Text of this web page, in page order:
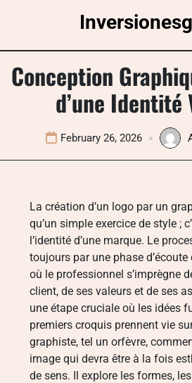
Conception
d’une Identité
February 26, 2026
La création d’un logo par un
qu’un simple exercice de style ;
l’identité d’une marque. Le
toujours par une phase d’écoute
où le professionnel s’imprègne
client, de ses valeurs et de ses
une étape cruciale où les idées
premiers croquis prennent vie
graphiste, tel un orfèvre,
image qui devra être à la fois
de sens. Il explore les formes,